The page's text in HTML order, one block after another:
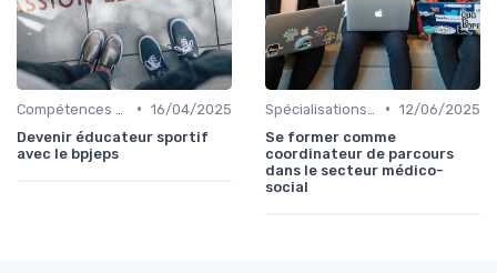
• 16/04/2025
Devenir éducateur sportif
avec le bpjeps
• 12/06/2025
Se former comme
coordinateur de parcours
dans le secteur médico-
social